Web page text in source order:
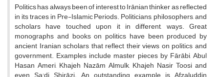
Politics has always been of interest to Irānian thinker as reflected
in its traces in Pre-Islamic Periods. Politicians, philosophers, and
scholars have touched upon it in different, ways. Great
monographs and books on politics have been produced by
ancient Iranian scholars that reflect their views on politics and
government. Examples include master pieces by Fārābi, Abul
Hasan Ameri, Khajeh Nazām Almulk, Khajeh Nasir Toosi and